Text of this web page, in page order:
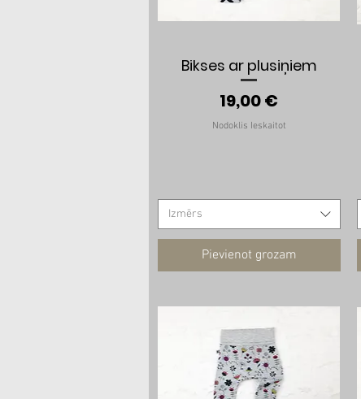
Ātrais skats
Bikses ar plusiņiem
Cena
19,00 €
Nodoklis Ieskaitot
Izmērs
Pievienot grozam